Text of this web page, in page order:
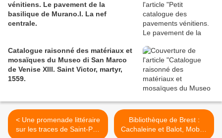
vénitiens. Le pavement de la
basilique de Murano.I. La nef
centrale.
Catalogue raisonné des matériaux et
mosaïques du Museo di San Marco
de Venise XIII. Saint Victor, martyr,
1559.
< Une promenade littéraire
sur les traces de Saint-Pol-
Bibliothèque de Brest :
Cachaleine et Balot, Mobas